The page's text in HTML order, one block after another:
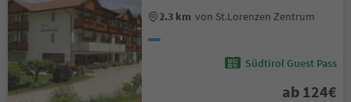
2.3 km von St.Lorenzen Zentrum
Südtirol Guest Pass
ab 124€